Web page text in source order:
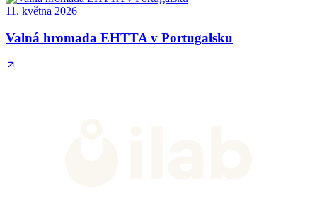
11. května 2026
Valná hromada EHTTA v Portugalsku